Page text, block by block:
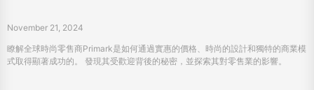
November 21, 2024
瞭解全球時尚零售商Primark是如何通過實惠的價格、時尚的設計和獨特的商業模
式取得顯著成功的。 發現其受歡迎背後的秘密，並探索其對零售業的影響。